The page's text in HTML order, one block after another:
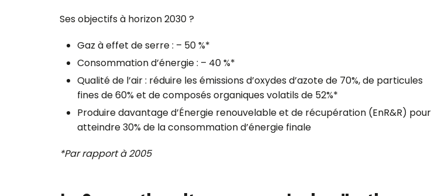
Ses objectifs à horizon 2030 ?
Gaz à effet de serre : – 50 %*
Consommation d’énergie : – 40 %*
Qualité de l’air : réduire les émissions d’oxydes d’azote de 70%, de particules
fines de 60% et de composés organiques volatils de 52%*
Produire davantage d’Énergie renouvelable et de récupération (EnR&R) pour
atteindre 30% de la consommation d’énergie finale
*Par rapport à 2005